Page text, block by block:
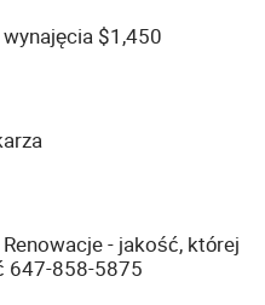
$1,450
- jakość, której
647-858-5875